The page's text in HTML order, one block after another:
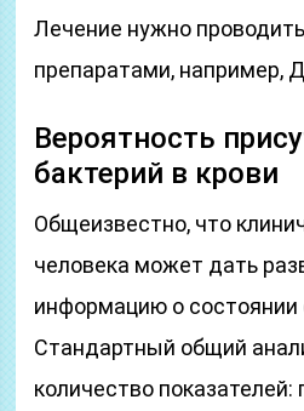
Лечение нужно
препаратами, например,
Вероятность
бактерий в крови
Общеизвестно, что
человека может дать
информацию о состоянии
Стандартный общий
количество показателей: